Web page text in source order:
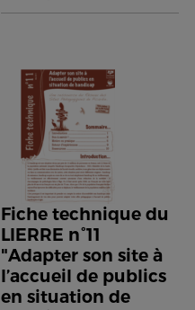
Fiche technique du
LIERRE n°11
"Adapter son site à
l’accueil de publics
en situation de